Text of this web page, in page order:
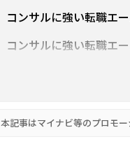
コンサルに強い転職エ
コンサルに強い転職エ
コンサルに強い転職エ
本記事はマイナビ等のプロモ